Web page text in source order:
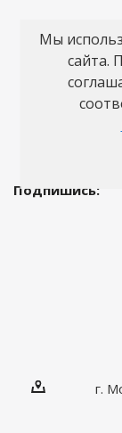
Подпишись:
г.
Мы
сайта.